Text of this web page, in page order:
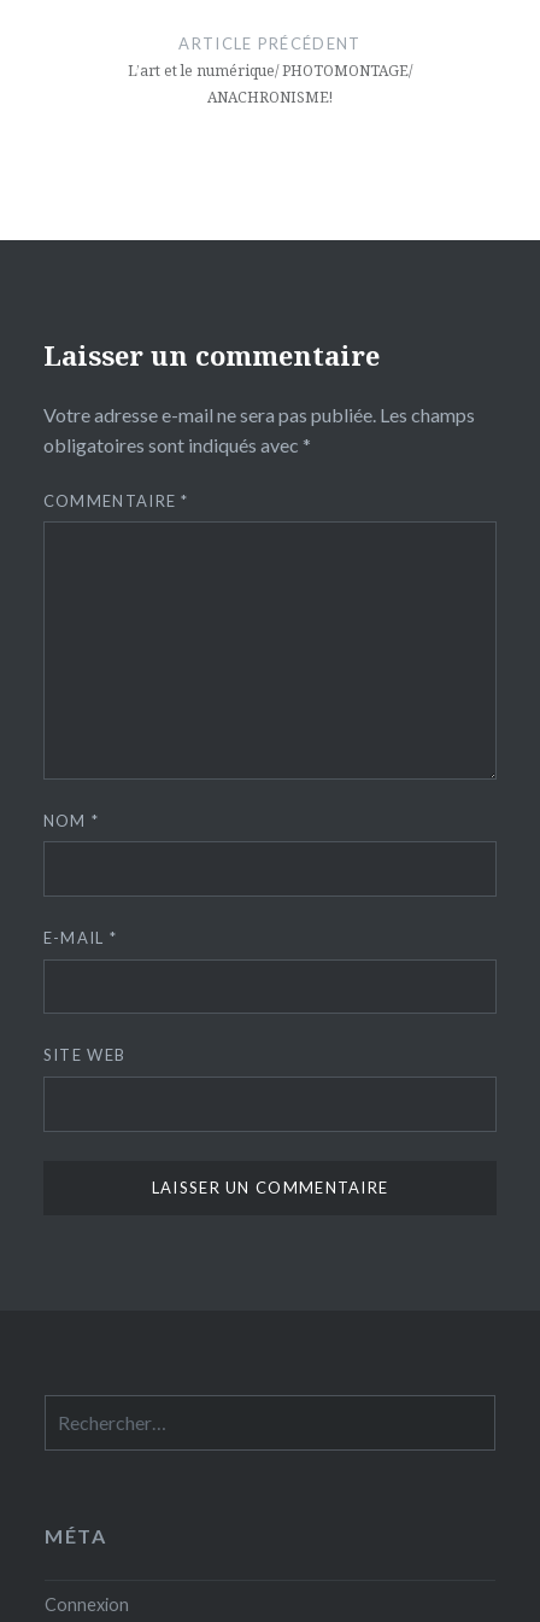
ARTICLE PRÉCÉDENT
L’art et le numérique/ PHOTOMONTAGE/
ANACHRONISME!
Laisser un commentaire
Votre adresse e-mail ne sera pas publiée. Les champs
obligatoires sont indiqués avec *
COMMENTAIRE*
NOM*
E-MAIL *
SITE WEB
MÉTA
Connexion